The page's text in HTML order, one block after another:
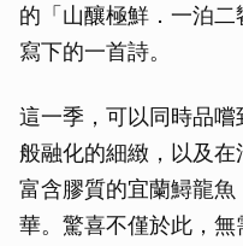
的「山釀極鮮．一泊
寫下的一首詩。
這一季，可以同時品
般融化的細緻，以及在
富含膠質的宜蘭鱘龍
華。驚喜不僅於此，